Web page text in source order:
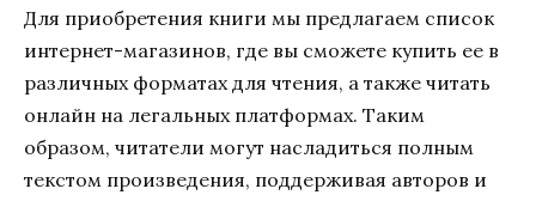
Для приобретения книги мы предлагаем список
интернет-магазинов, где вы сможете купить ее в
различных форматах для чтения, а также читать
онлайн на легальных платформах. Таким
образом, читатели могут насладиться полным
текстом произведения, поддерживая авторов и